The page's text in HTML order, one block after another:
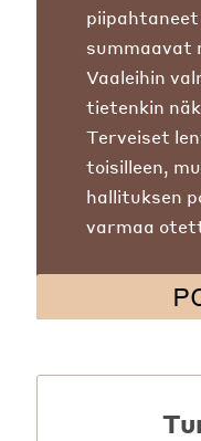
summaavat
Vaaleihin
tietenkin
Terveiset
toisilleen,
hallituksen
varmaa